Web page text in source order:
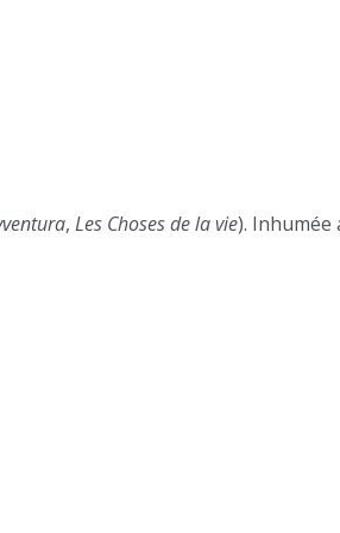
, Les Choses de la vie). Inhumée